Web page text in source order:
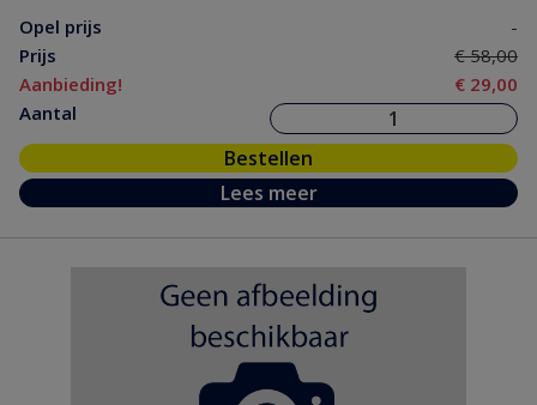
Opel prijs
-
Prijs
€ 58,00
Aanbieding!
€ 29,00
Aantal
Bestellen
Lees meer